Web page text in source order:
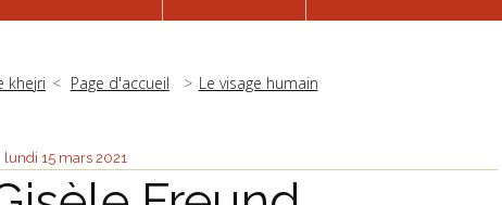
khejri Page d'accueil Le visage humain
lundi 15 mars 2021